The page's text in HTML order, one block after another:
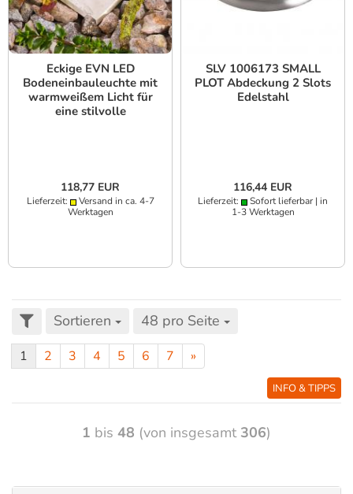
Eckige EVN LED
Bodeneinbauleuchte mit
warmweißem Licht für
eine stilvolle
118,77 EUR
Lieferzeit:
Versand in ca. 4-7
Werktagen
SLV 1006173 SMALL
PLOT Abdeckung 2 Slots
Edelstahl
116,44 EUR
Lieferzeit:
Sofort lieferbar | in
1-3 Werktagen
Sortieren 48 pro Seite
1 2 3 4 5 6 7 »
INFO & TIPPS
1 bis 48 (von insgesamt 306)